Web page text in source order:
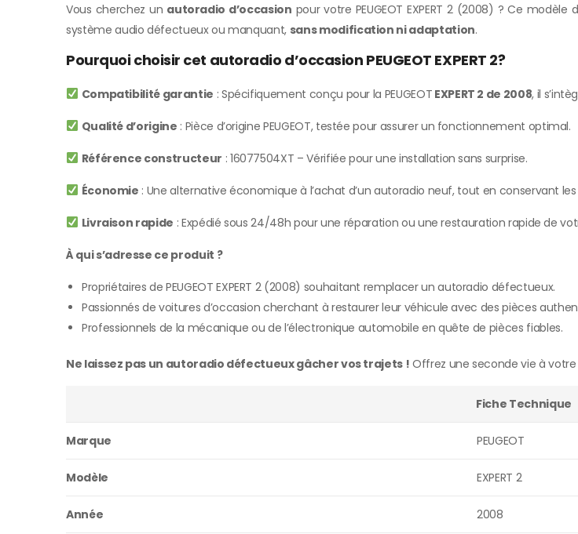
Vous cherchez un autoradio d’occasion pour votre PEUGEOT EXPERT 2 (2008) ? Ce
système audio défectueux ou manquant, sans modification ni adaptation.
Pourquoi choisir cet autoradio d’occasion PEUGEOT EXPERT 2?
Compatibilité garantie : Spécifiquement conçu pour la PEUGEOT EXPERT 2 de 2008, il
Qualité d’origine : Pièce d’origine PEUGEOT, testée pour assurer un fonctionnement optimal.
Référence constructeur : 16077504XT – Vérifiée pour une installation sans surprise.
Économie : Une alternative économique à l’achat d’un autoradio neuf, tout en conservant
Livraison rapide : Expédié sous 24/48h pour une réparation ou une restauration rapide de
À qui s’adresse ce produit ?
Propriétaires de PEUGEOT EXPERT 2 (2008) souhaitant remplacer un autoradio défectueux.
Passionnés de voitures d’occasion cherchant à restaurer leur véhicule avec des pièces
Professionnels de la mécanique ou de l’électronique automobile en quête de pièces fiables.
Ne laissez pas un autoradio défectueux gâcher vos trajets ! Offrez une seconde vie à votre
Fiche Technique
Marque PEUGEOT
Modèle EXPERT 2
Année 2008